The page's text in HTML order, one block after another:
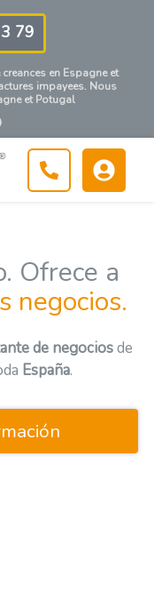
79
creances en Espagne et
impayees. Nous
et Potugal
Ofrece a
negocios.
de negociosde
España.